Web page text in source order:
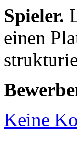
Spieler.
einen
Keine